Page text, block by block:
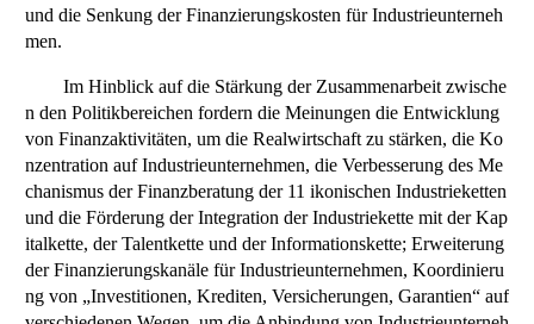
und die Senkung der Finanzierungskosten für Industrieunterneh
men.
Im Hinblick auf die Stärkung der Zusammenarbeit zwische
n den Politikbereichen fordern die Meinungen die Entwicklung
von Finanzaktivitäten, um die Realwirtschaft zu stärken, die Ko
nzentration auf Industrieunternehmen, die Verbesserung des Me
chanismus der Finanzberatung der 11 ikonischen Industrieketten
und die Förderung der Integration der Industriekette mit der Kap
italkette, der Talentkette und der Informationskette; Erweiterung
der Finanzierungskanäle für Industrieunternehmen, Koordinieru
ng von „Investitionen, Krediten, Versicherungen, Garantien“ auf